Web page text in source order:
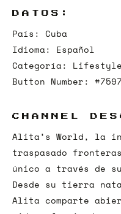
DATOS:
País: Cuba
Idioma: Español
Categoría: Lifestyle
Button Number:
CHANNEL
Alita’s World, la
traspasado
único a través de
Desde su tierra
Alita comparte